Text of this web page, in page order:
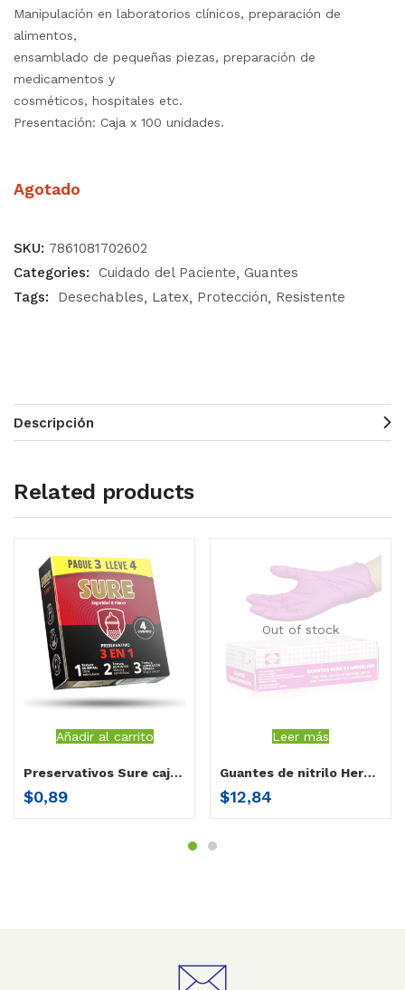
Manipulación en laboratorios clínicos, preparación de
alimentos,
ensamblado de pequeñas piezas, preparación de
medicamentos y
cosméticos, hospitales etc.
Presentación: Caja x 100 unidades.
Agotado
SKU: 7861081702602
Categories:
Cuidado del Paciente Guantes
Tags:
Desechables Latex Protección Resistente
Descripción
Related products
Añadir al carrito
Preservativos Sure caja x 4 unidades
$0,89
Out of stock
Leer más
Guantes de nitrilo Herenco rosado pequeño
$12,84